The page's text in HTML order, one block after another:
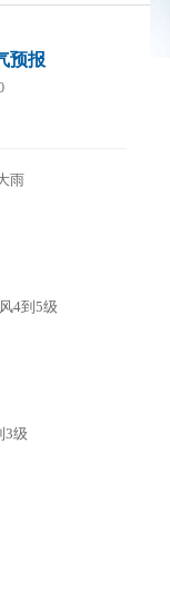
预报
雨
4到5级
3级